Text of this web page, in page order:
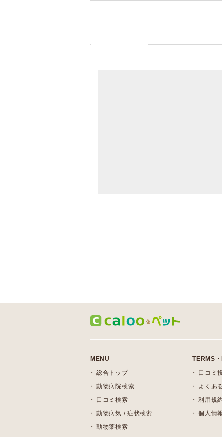
MENU
総合トップ
動物病院検索
口コミ検索
動物病気 / 症状検索
動物薬検索
TERMS
口コミ
よくあ
利用規
個人情